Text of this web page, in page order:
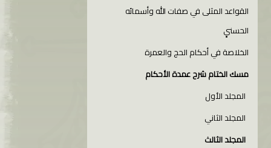
القواعد المثلى في صفات الله وأسمائه
الحسنىِِِ
الخلاصة في أحكام الحج والعمرة
مسك الختام شرح عمدة الأحكام
المجلد الأول
المجلد الثاني
المجلد الثالث